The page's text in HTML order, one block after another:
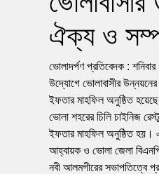
ঐক্য ও
ভোলাদর্পণ প্রতিবেদক :
উদ্যোগে ভোলাবাসীর
ইফতার মাহফিল অনুষ্ঠিত
ভোলা শহরের চিলি চাইনিজ
ইফতার মাহফিল অনুষ্ঠিত হয়।
আহ্বায়ক ও ভোলা জেলা
নবী আলমগীরের সভাপতিত্বে